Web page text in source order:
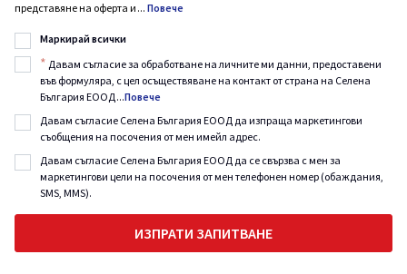
представяне на оферта и ... Повече
Маркирай всички
* Давам съгласие за обработване на личните ми данни, предоставени
във формуляра, с цел осъществяване на контакт от страна на Селена
България ЕООД...Повече
Давам съгласие Селена България ЕООД да изпраща маркетингови
съобщения на посочения от мен имейл адрес.
Давам съгласие Селена България ЕООД да се свързва с мен за
маркетингови цели на посочения от мен телефонен номер (обаждания,
SMS, MMS).